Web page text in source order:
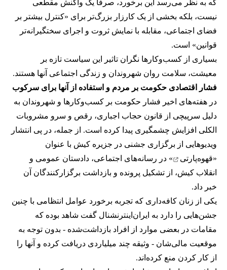
که به نظر می‌رسد این برخورد، صرفا یک واکنش مقطعی
نیست، بلکه بخشی از یک کارزار بزرگ‌تر برای «کنترل بیشتر بر
فضای اجتماعی، مقابله با نمایش ثروت و اجرای سختگیرانه‌تر
قوانین» است.
بسیاری از کسب‌وکارها نگران تاثیر این سیاست‌ تازه بر
معیشت، سلامت روان شهروندان و زندگی اجتماعی آنها هستند.
فشار اقتصادی حکومت بر مردم و استفاده از آنها برای سرکوب
در هفته‌های اخیر فشار حکومت بر کسب‌وکارها و شهروندان به
دلیل سرپیچی از قانون حجاب اجباری، رقص و سرو مشروبات
الکلی افزایش چشمگیری پیدا کرده است. از جمله، در پی انتشار
ویدیوهایی از برگزاری جشنی در جزیره کیش با عنوان
«قهوه‌پارتی
» در رسانه‌های اجتماعی، دادستان عمومی و
انقلاب کیش، از تشکیل پرونده و بازداشت برگزارکنندگان آن
خبر داد.
یکی از زنان کافه‌داری که تجربه برخورد عوامل انتظامی با چنین
جشن‌هایی را دارد به ایران‌اینترنشنال گفت شاهد بوده که
مقامات در بعضی موارد از افراد بازداشت‌‌شده - بدون توجه به
موقعیت مالی‌شان - وثیقه چند میلیاردی دریافت کرده و آنها را
از کار کردن منع کرده‌اند.